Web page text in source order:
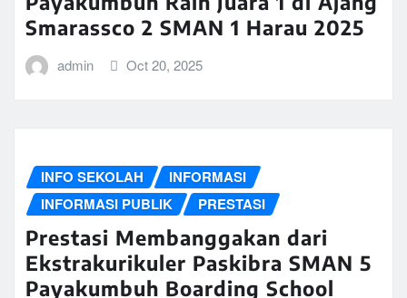
Smarassco 2 SMAN 1 Harau 2025
admin Oct 20, 2025
INFO SEKOLAH
INFORMASI
INFORMASI PUBLIK
PRESTASI
Prestasi Membanggakan dari
Ekstrakurikuler Paskibra SMAN 5
Payakumbuh Boarding School